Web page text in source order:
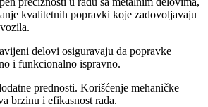
kvalitetnih popravki koje zadovoljavaju
delovi osiguravaju da popravke
i funkcionalno ispravno.
prednosti. Korišćenje mehaničke
brzinu i efikasnost rada.